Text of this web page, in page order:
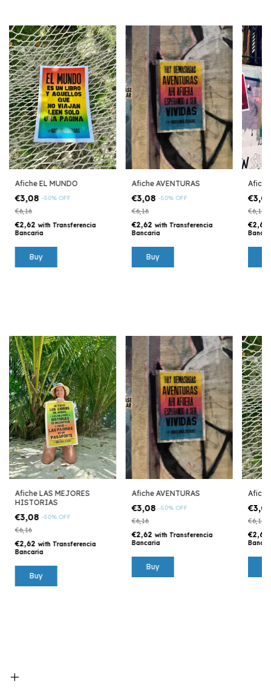
Afiche EL MUNDO
€3,08 -50% OFF
€6,16
€2,62with Transferencia
Bancaria
Afiche AVENTURAS
€3,08 -50% OFF
€6,16
€2,62with Transferencia
Bancaria
Afiche
€6,16
€2,62
Afiche LAS MEJORES
HISTORIAS
€3,08 -50% OFF
€6,16
€2,62with Transferencia
Bancaria
Afiche AVENTURAS
€3,08 -50% OFF
€6,16
€2,62with Transferencia
Bancaria
Afiche
€6,16
€2,62